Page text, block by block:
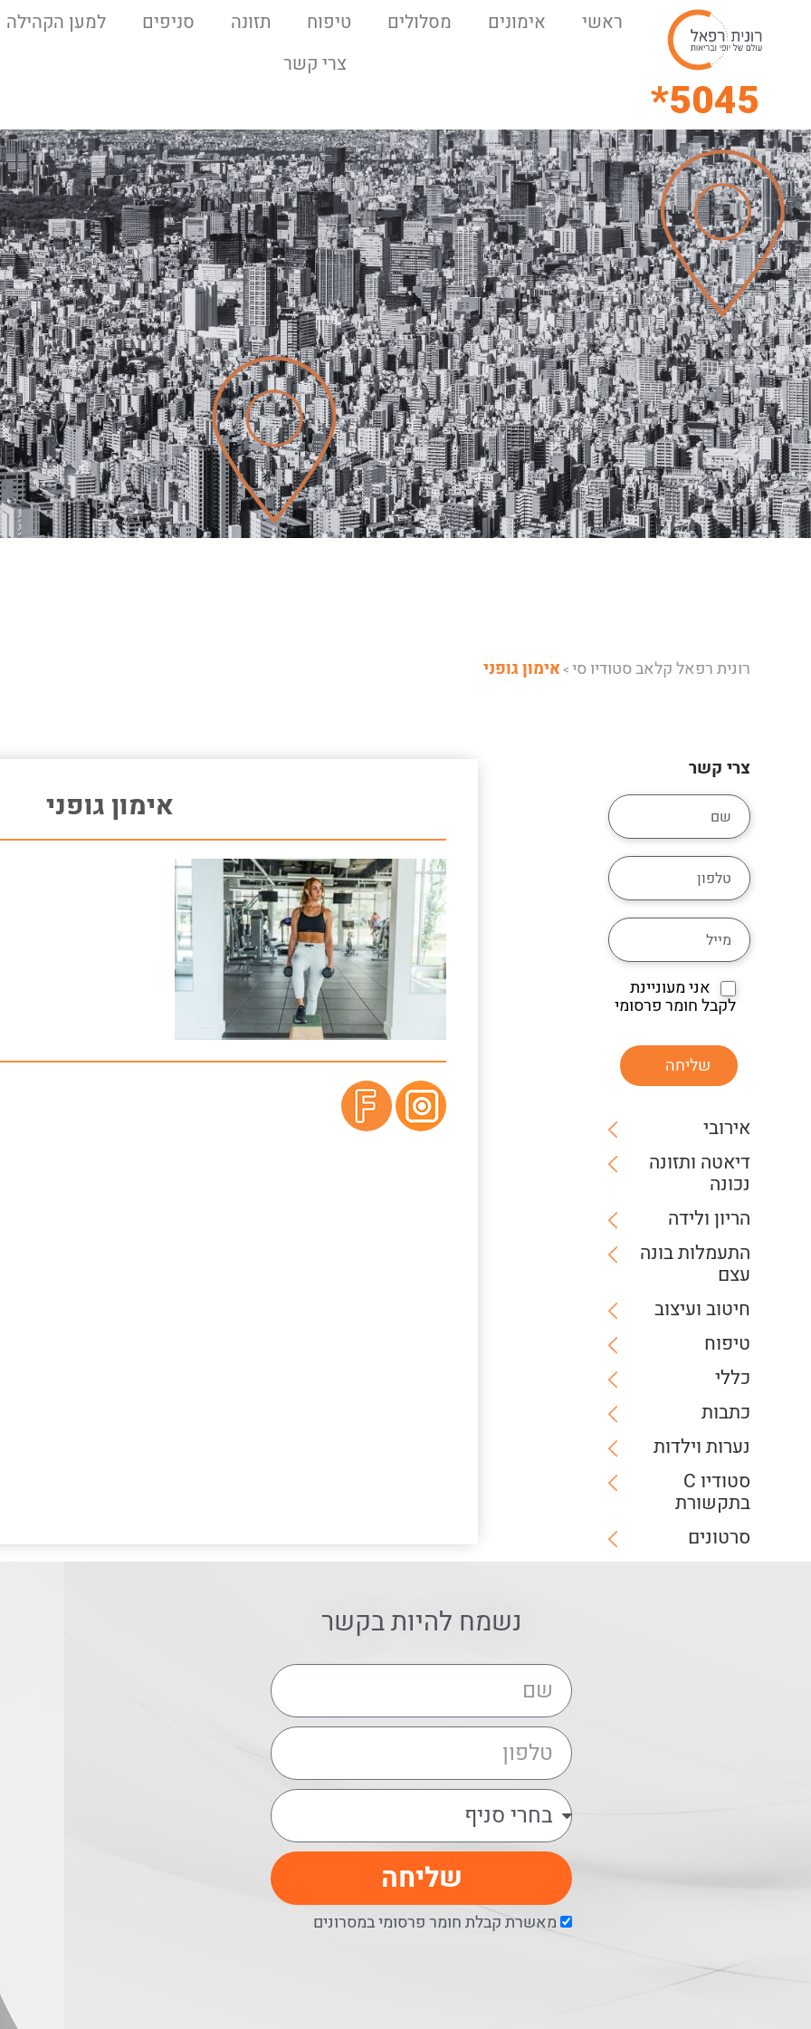
ראשי אימונים מסלולים טיפוח תזונה סניפים
למען הקהילה
צרי קשר
5045*
רונית רפאל קלאב סטודיו סי>אימון גופני
צרי קשר
אני מעוניינת
לקבל חומר פרסומי
שליחה
אירובי
דיאטה ותזונה
נכונה
הריון ולידה
התעמלות בונה
עצם
חיטוב ועיצוב
טיפוח
כללי
כתבות
נערות וילדות
סטודיו C
בתקשורת
סרטונים
אימון גופני
נשמח להיות בקשר
מאשרת קבלת חומר פרסומי במסרונים
שליחה